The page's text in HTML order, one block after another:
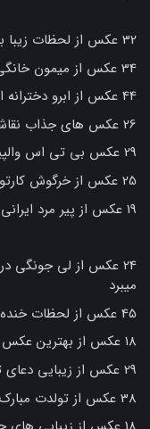
32 عکس از لحظات زیبا برای پروفایل شما
34 عکس از میمون خانگی خوشگل برای عاشقان حیوانات
44 عکس از ابرو دخترانه اسپرت برای زیبایی و جذابیت بیشتر
26 عکس های جذاب نقاشی معلم مرد که شما را شگفت زده می کند
29 عکس بی تی اس والپیپر برای قلب های عاشق
25 عکس از خرگوش کارتونی ساده و دوست‌داشتنی
19 عکس از پیر مرد ایرانی با داستان های زندگی شگفت انگیز
24 عکس از لی جونگی
میبرد
45 عکس از لحظات خنده دار بی تی اس با جملات دلنشین
18 عکس از بهترین عکس نوشته های تبریک تولد به خواهرم
29 عکس از زیبایی دعای توسل در قاب تصویر
38 عکس از تولدت مبارک ریحانه جان به یادماندنی